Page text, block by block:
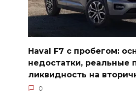
Haval F7 с пробегом:
недостатки, реальные
ликвидность на
0